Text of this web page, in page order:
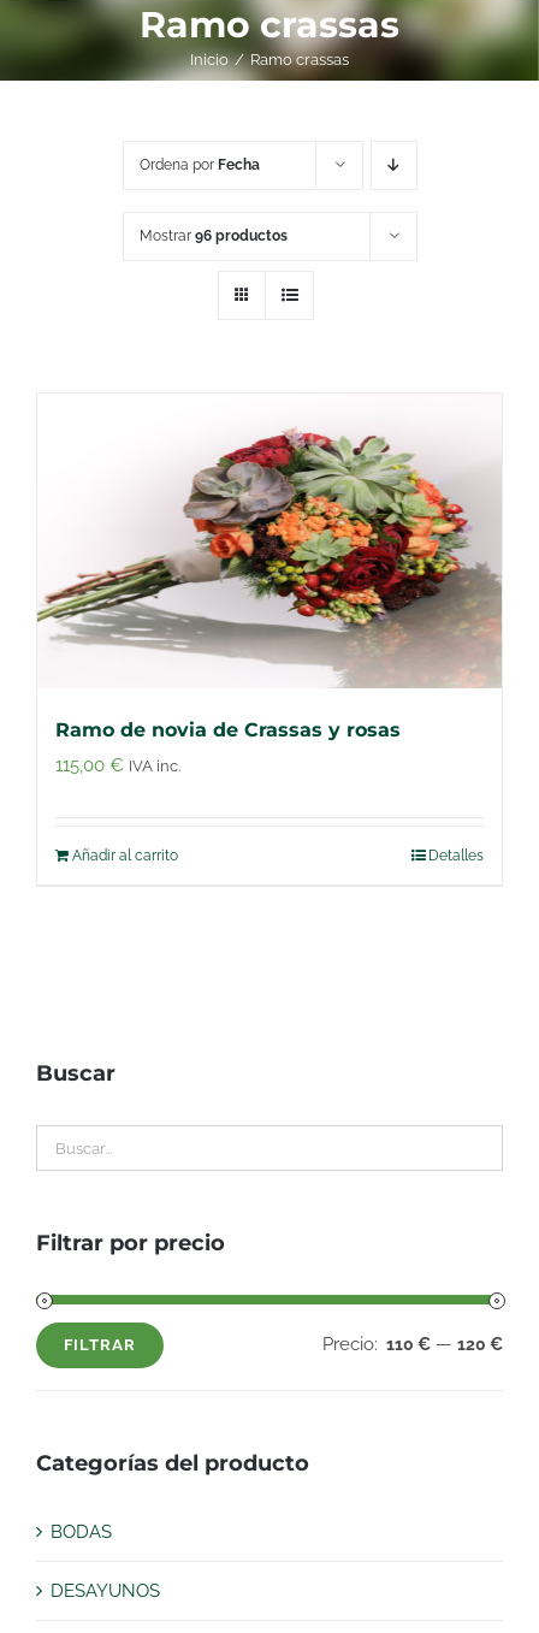
Ramo crassas
Inicio Ramo crassas
Ordena por Fecha
Mostrar 96 productos
Ramo de novia de Crassas y rosas
115,00 € IVA inc.
Añadir al carrito Detalles
Buscar
Filtrar por precio
Precio
Precio
FILTRAR Precio: 110 € — 120 €
Categorías del producto
BODAS
DESAYUNOS